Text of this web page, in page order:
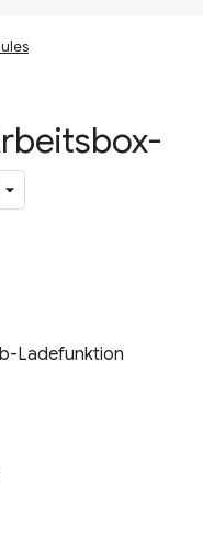
Ladefunktion